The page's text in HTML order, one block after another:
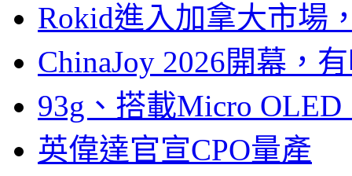
Rokid進入加拿大市場
ChinaJoy 2026開幕，
93g、搭載Micro
英偉達官宣CPO量產